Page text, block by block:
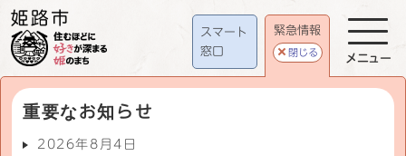
スマート
窓口
緊急情報
閉じる
重要なお知らせ
2026年8月4日
メニュー